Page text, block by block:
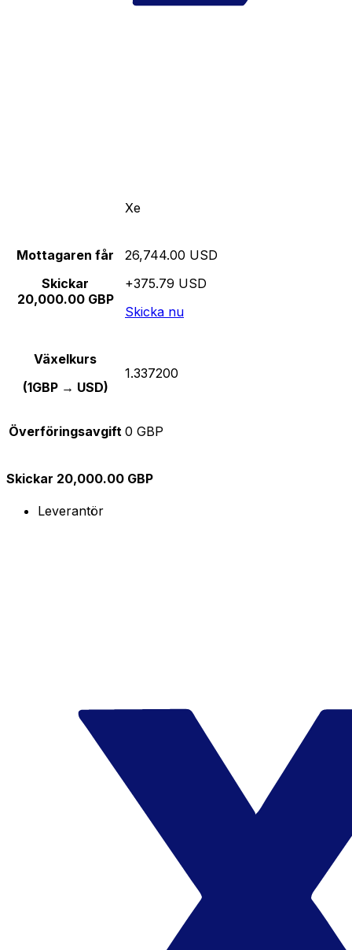
Xe
Mottagaren får
Skickar
20,000.00 GBP
26,744.00 USD
+375.79 USD
Skicka nu
Växelkurs
(1GBP → USD)
1.337200
Överföringsavgift 0 GBP
Skickar 20,000.00 GBP
Leverantör